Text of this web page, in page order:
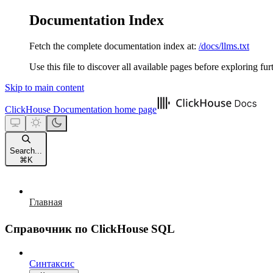
Documentation Index
Fetch the complete documentation index at: /docs/llms.txt
Use this file to discover all available pages before exploring
Skip to main content
ClickHouse Documentation home page
Search...
⌘ K
Главная
Справочник по ClickHouse SQL
Синтаксис